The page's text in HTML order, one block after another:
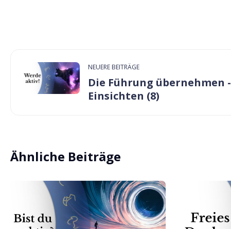
NEUERE BEITRÄGE
Die Führung übernehmen -
Einsichten (8)
Ähnliche Beiträge